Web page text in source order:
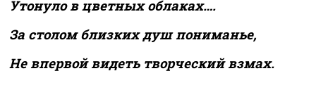
Утонуло в цветных облаках….
За столом близких душ пониманье,
Не впервой видеть творческий взмах.